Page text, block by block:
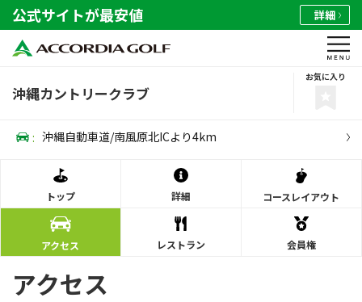
公式サイトが最安値 詳細
沖縄カントリークラブ
お気に入り
: 沖縄自動車道/南風原北ICより4km
トップ 詳細 コースレイアウト
アクセス レストラン 会員権
アクセス